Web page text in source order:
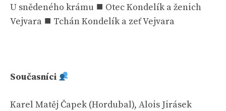
U snědeného krámu ⯀ Otec Kondelík a ženich
Vejvara ⯀ Tchán Kondelík a zeť Vejvara
Současníci
Karel Matěj Čapek (Hordubal), Alois Jirásek